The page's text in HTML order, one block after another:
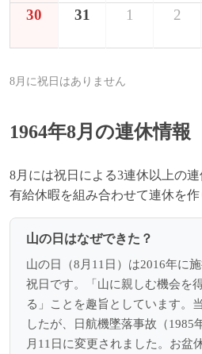
30 31 1 2
8月に祝日はありません
1964年8月の連休情報
8月には祝日による3連休以上の
有給休暇を組み合わせて連休を作
山の日はなぜできた？
山の日（8月11日）は2016年に
祝日です。「山に親しむ機会を
る」ことを趣旨としています。
したが、日航機墜落事故（1985
月11日に変更されました。お盆